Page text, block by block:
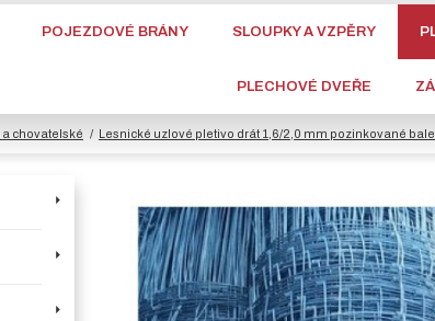
POJEZDOVÉ BRÁNY SLOUPKY A VZPĚRY
PLECHOVÉ DVEŘE
chovatelské Lesnické uzlové pletivo drát 1,6/2,0 mm pozinkované